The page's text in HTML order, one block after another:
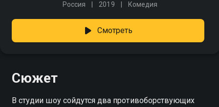
Россия 2019 Комедия
Смотреть
Сюжет
В студии шоу сойдутся два противоборствующих